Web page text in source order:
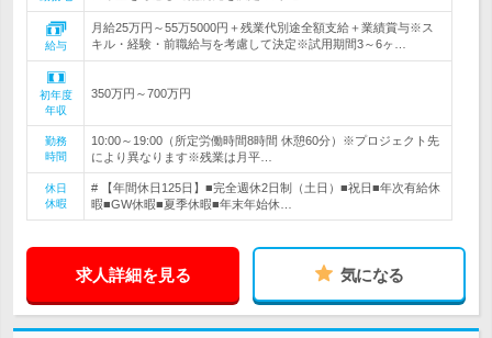
給与
月給25万円～55万5000円＋残業代別途全額支給＋業績賞与※ス
キル・経験・前職給与を考慮して決定※試用期間3～6ヶ…
初年度
年収
350万円～700万円
勤務
時間
10:00～19:00（所定労働時間8時間 休憩60分）※プロジェクト先
により異なります※残業は月平…
休日
休暇
# 【年間休日125日】■完全週休2日制（土日）■祝日■年次有給休
暇■GW休暇■夏季休暇■年末年始休…
求人詳細を見る 気になる